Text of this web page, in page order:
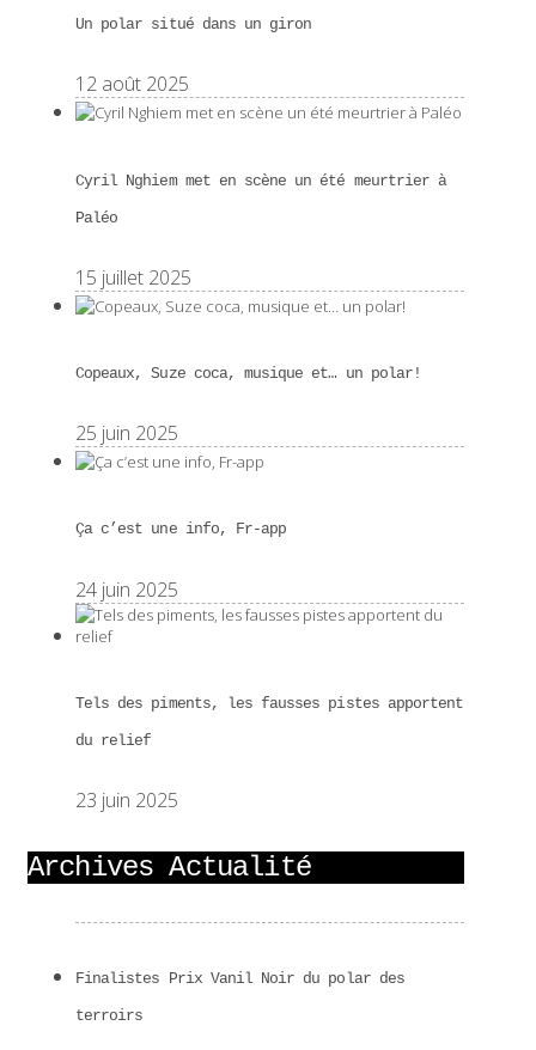
Un polar situé dans un giron
12 août 2025
Cyril Nghiem met en scène un été meurtrier à
Paléo
15 juillet 2025
Copeaux, Suze coca, musique et… un polar!
25 juin 2025
Ça c’est une info, Fr-app
24 juin 2025
Tels des piments, les fausses pistes apportent
du relief
23 juin 2025
Archives Actualité
Finalistes Prix Vanil Noir du polar des
terroirs